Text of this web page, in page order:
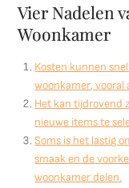
Vier Nadelen
Woonkamer
Kosten kunnen
woonkamer, vooral
Het kan tijdrovend
nieuwe items te
Soms is het lastig
smaak en de
woonkamer delen.